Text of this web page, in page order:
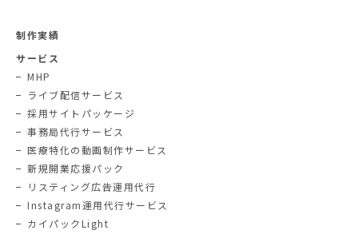
制作実績
サービス
MHP
ライブ配信サービス
採用サイトパッケージ
事務局代行サービス
医療特化の動画制作サービス
新規開業応援パック
リスティング広告運用代行
Instagram運用代行サービス
カイパックLight